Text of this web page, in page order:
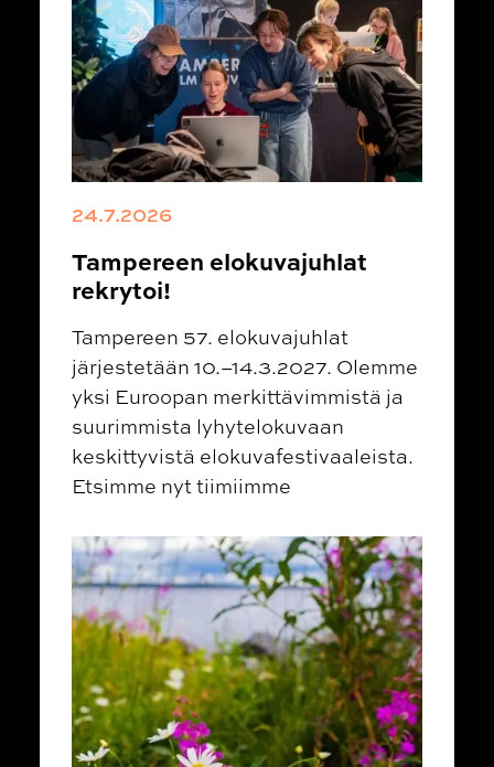
24.7.2026
Tampereen elokuvajuhlat
rekrytoi!
Tampereen 57. elokuvajuhlat
järjestetään 10.–14.3.2027. Olemme
yksi Euroopan merkittävimmistä ja
suurimmista lyhytelokuvaan
keskittyvistä elokuvafestivaaleista.
Etsimme nyt tiimiimme